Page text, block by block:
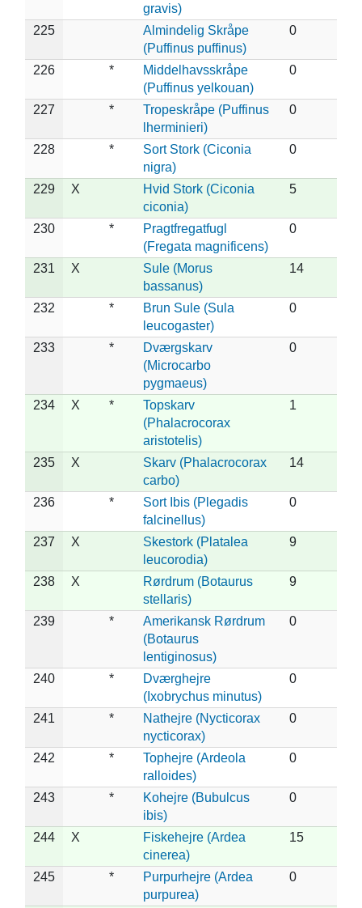
gravis)
225
Almindelig Skråpe
(Puffinus puffinus)
0
226 *
Middelhavsskråpe
(Puffinus yelkouan)
0
227 *
Tropeskråpe (Puffinus
lherminieri)
0
228 *
Sort Stork (Ciconia
nigra)
0
229 X
Hvid Stork (Ciconia
ciconia)
5
230 *
Pragtfregatfugl
(Fregata magnificens)
0
231 X
Sule (Morus
bassanus)
14
232 *
Brun Sule (Sula
leucogaster)
0
233 *
Dværgskarv
(Microcarbo
pygmaeus)
0
234 X *
Topskarv
(Phalacrocorax
aristotelis)
1
235 X
Skarv (Phalacrocorax
carbo)
14
236 *
Sort Ibis (Plegadis
falcinellus)
0
237 X
Skestork (Platalea
leucorodia)
9
238 X
Rørdrum (Botaurus
stellaris)
9
239 *
Amerikansk Rørdrum
(Botaurus
lentiginosus)
0
240 *
Dværghejre
(Ixobrychus minutus)
0
241 *
Nathejre (Nycticorax
nycticorax)
0
242 *
Tophejre (Ardeola
ralloides)
0
243 *
Kohejre (Bubulcus
ibis)
0
244 X
Fiskehejre (Ardea
cinerea)
15
245 *
Purpurhejre (Ardea
purpurea)
0